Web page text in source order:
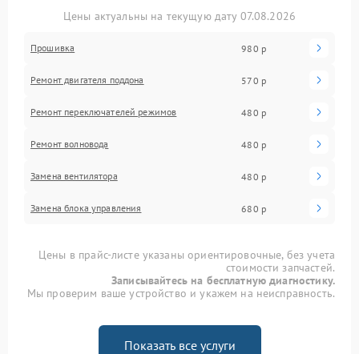
Цены актуальны на текущую дату 07.08.2026
Прошивка 980 р
Ремонт двигателя поддона 570 р
Ремонт переключателей режимов 480 р
Ремонт волновода 480 р
Замена вентилятора 480 р
Замена блока управления 680 р
Цены в прайс-листе указаны ориентировочные, без учета
стоимости запчастей.
Записывайтесь на бесплатную диагностику.
Мы проверим ваше устройство и укажем на неисправность.
Показать все услуги